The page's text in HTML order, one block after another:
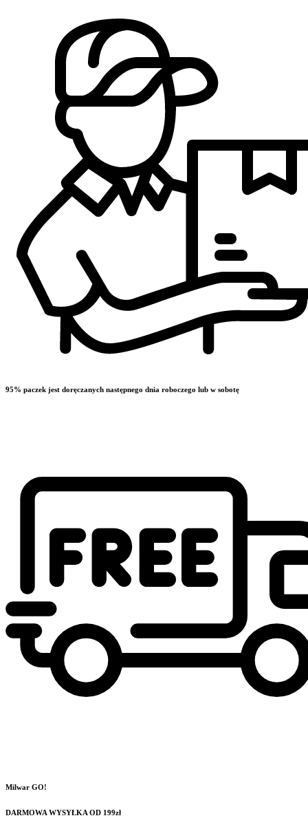
95% paczek jest doręczanych następnego dnia roboczego lub w sobotę
Milwar GO!
DARMOWA WYSYŁKA OD 199zł